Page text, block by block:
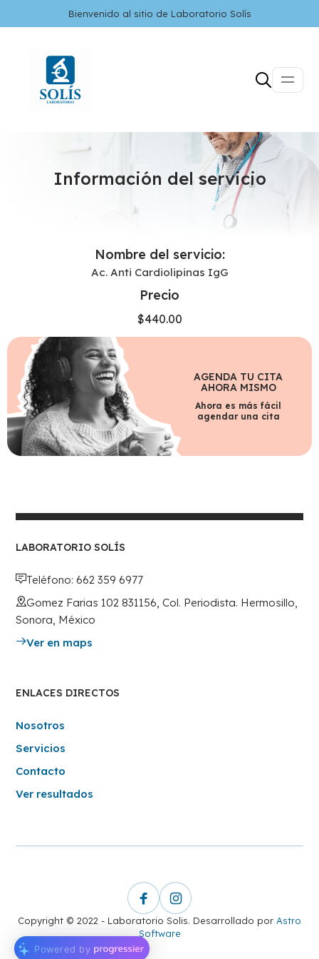
Bienvenido al sitio de Laboratorio Solís
Información del servicio
Nombre del servicio:
Ac. Anti Cardiolipinas IgG
Precio
$440.00
AGENDA TU CITA
AHORA MISMO
Ahora es más fácil
agendar una cita
LABORATORIO SOLÍS
Teléfono: 662 359 6977
Gomez Farias 102 831156, Col. Periodista. Hermosillo,
Sonora, México
Ver en maps
ENLACES DIRECTOS
Nosotros
Servicios
Contacto
Ver resultados
Copyright © 2022 - Laboratorio Solis. Desarrollado por Astro
Software
Powered by